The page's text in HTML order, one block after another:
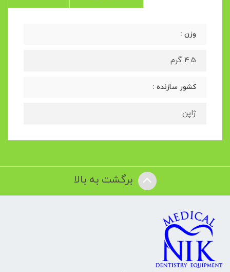
وزن :
4.5 گرم
کشور سازنده :
ژاپن
برگشت به بالا